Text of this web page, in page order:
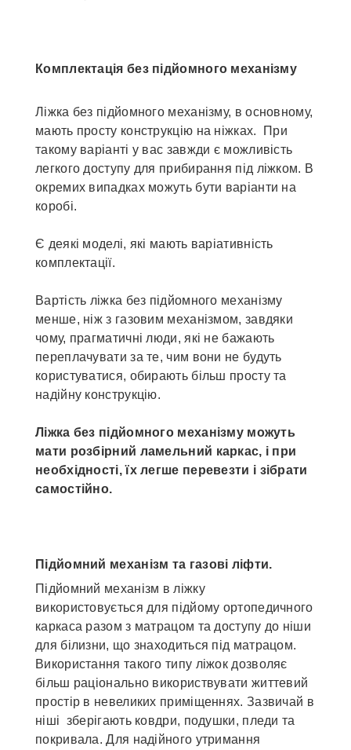
Комплектація без підйомного механізму
Ліжка без підйомного механізму, в основному,
мають просту конструкцію на ніжках. При
такому варіанті у вас завжди є можливість
легкого доступу для прибирання під ліжком. В
окремих випадках можуть бути варіанти на
коробі.
Є деякі моделі, які мають варіативність
комплектації.
Вартість ліжка без підйомного механізму
менше, ніж з газовим механізмом, завдяки
чому, прагматичні люди, які не бажають
переплачувати за те, чим вони не будуть
користуватися, обирають більш просту та
надійну конструкцію.
Ліжка без підйомного механізму можуть
мати розбірний ламельний каркас, і при
необхідності, їх легше перевезти і зібрати
самостійно.
Підйомний механізм та газові ліфти.
Підйомний механізм в ліжку
використовується для підйому ортопедичного
каркаса разом з матрацом та доступу до ніши
для білизни, що знаходиться під матрацом.
Використання такого типу ліжок дозволяє
більш раціонально використвувати життевий
простір в невеликих приміщеннях. Зазвичай в
ніші зберігають ковдри, подушки, пледи та
покривала. Для надійного утримання